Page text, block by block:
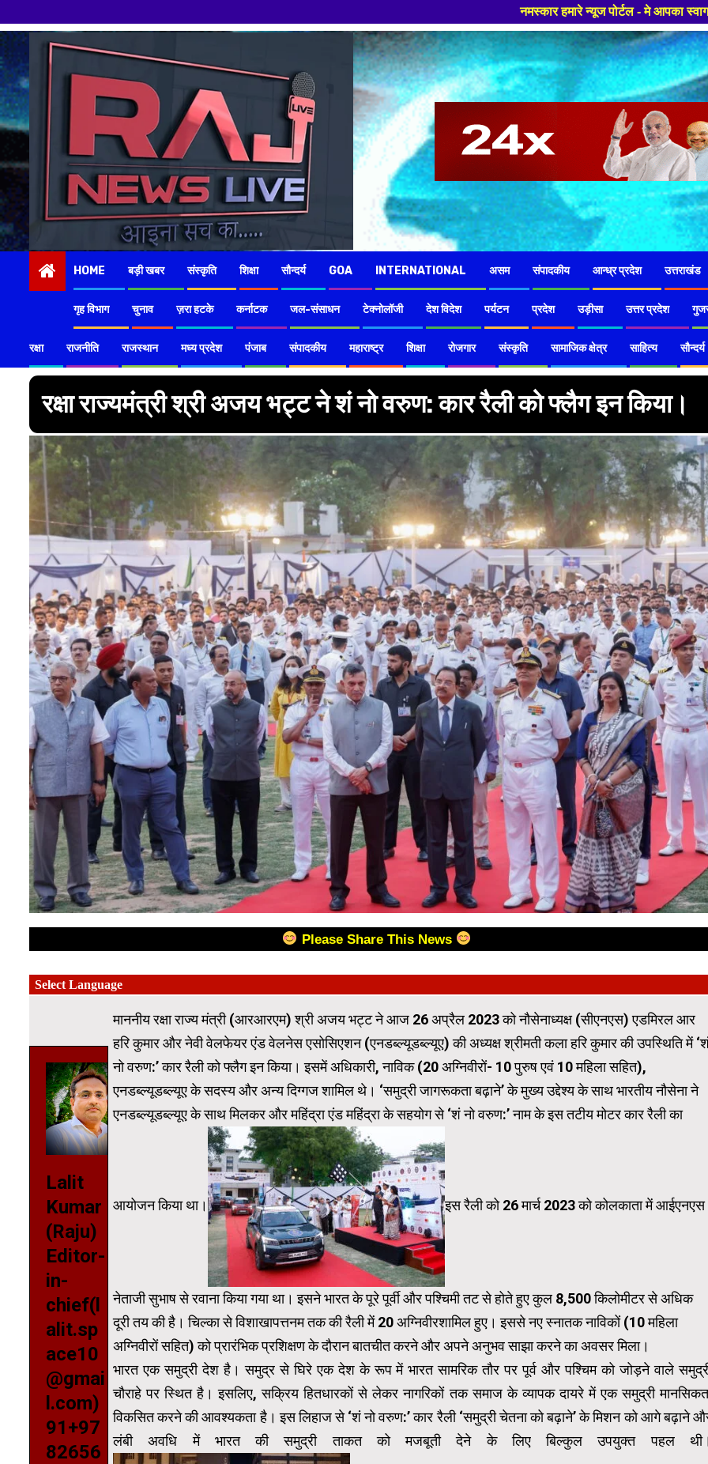
नमस्कार हमारे न्यूज पोर्टल - मे आपका स्वागत हैं ,यहाँ आपको हमेशा ताजा
Skip
to
content
HOME बड़ी खबर संस्कृति शिक्षा सौन्दर्य GOA INTERNATIONAL असम संपादकीय आन्ध्र प्रदेश उत्तराखंड
गृह विभाग चुनाव ज़रा हटके कर्नाटक जल-संसाधन टेक्नोलॉजी देश विदेश पर्यटन प्रदेश उड़ीसा उत्तर प्रदेश
रक्षा राजनीति राजस्थान मध्य प्रदेश पंजाब संपादकीय महाराष्ट्र शिक्षा रोजगार संस्कृति सामाजिक क्षेत्र साहित्य सौन्दर्य
रक्षा राज्यमंत्री श्री अजय भट्ट ने शं नो वरुण: कार रैली को फ्लैग इन किया।
Please Share This News
Lalit
Kumar
(Raju)
Editor-
in-
chief(l
alit.sp
ace10
@gmai
l.com)
91+97
82656
माननीय रक्षा राज्य मंत्री (आरआरएम) श्री अजय भट्ट ने आज 26 अप्रैल 2023 को नौसेनाध्यक्ष (सीएनएस) एडमिरल आर
हरि कुमार और नेवी वेलफेयर एंड वेलनेस एसोसिएशन (एनडब्‍ल्‍यूडब्‍ल्‍यूए) की अध्यक्ष श्रीमती कला हरि कुमार की उपस्थिति में
नो वरुण:’ कार रैली को फ्लैग इन किया। इसमें अधिकारी, नाविक (20 अग्निवीरों- 10 पुरुष एवं 10 महिला सहित),
एनडब्‍ल्‍यूडब्‍ल्‍यूए के सदस्य और अन्‍य दिग्‍गज शामिल थे। ‘समुद्री जागरूकता बढ़ाने’ के मुख्‍य उद्देश्‍य के साथ भारतीय नौसेना ने
एनडब्ल्यूडब्ल्यूए के साथ मिलकर और महिंद्रा एंड महिंद्रा के सहयोग से ‘शं नो वरुण:’ नाम के इस तटीय मोटर कार रैली का
आयोजन किया था। इस रैली को 26 मार्च 2023 को कोलकाता में आईएनएस
नेताजी सुभाष से रवाना किया गया था। इसने भारत के पूरे पूर्वी और पश्चिमी तट से होते हुए कुल 8,500 किलोमीटर से अधिक
दूरी तय की है। चिल्का से विशाखापत्तनम तक की रैली में 20 अग्निवीरशामिल हुए। इससे नए स्नातक नाविकों (10 महिला
अग्निवीरों सहित) को प्रारंभिक प्रशिक्षण के दौरान बातचीत करने और अपने अनुभव साझा करने का अवसर मिला।
भारत एक समुद्री देश है। समुद्र से घिरे एक देश के रूप में भारत सामरिक तौर पर पूर्व और पश्चिम को जोड़ने वाले
चौराहे पर स्थित है। इसलिए, सक्रिय हितधारकों से लेकर नागरिकों तक समाज के व्‍यापक दायरे में एक समुद्री
विकसित करने की आवश्‍यकता है। इस लिहाज से ‘शं नो वरुण:’ कार रैली ‘समुद्री चेतना को बढ़ाने’ के मिशन को आगे बढ़ाने
लंबी अवधि में भारत की समुद्री ताकत को मजबूती देने के लिए बिल्‍कुल उपयुक्त पहल